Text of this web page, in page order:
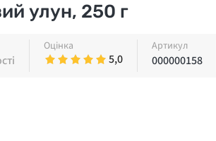
улун, 250 г
Оцінка
5,0
Артикул
000000158